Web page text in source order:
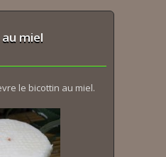
miel
le bicottin au miel.